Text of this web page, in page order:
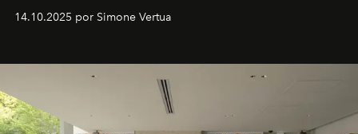
14.10.2025 por Simone Vertua